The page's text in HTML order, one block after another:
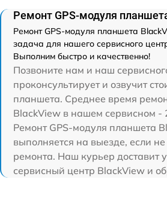
Ремонт GPS-модуля
Ремонт GPS-модуля планшета
задача для нашего сервисного
Выполним быстро и качественно!
Позвоните нам и наш
проконсультирует и озвучит
планшета. Среднее время
BlackView в нашем сервисном -
Ремонт GPS-модуля планшета
выполняется на выезде, если
ремонта. Наш курьер доставит
сервисный центр BlackView и